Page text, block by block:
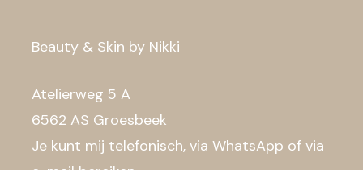
Beauty & Skin by Nikki
Atelierweg 5 A
6562 AS Groesbeek
Je kunt mij telefonisch, via WhatsApp of via